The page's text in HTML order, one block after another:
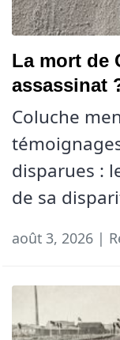
La mort de
assassinat
Coluche
disparues :
de sa
août 3, 2026 |